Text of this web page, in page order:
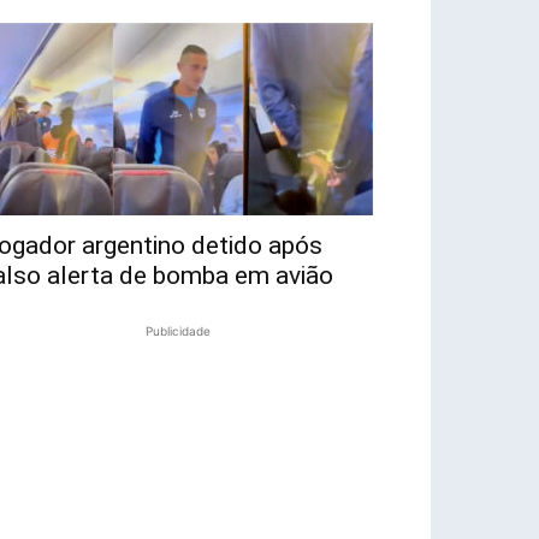
argentino detido após
alerta de bomba em avião
Publicidade